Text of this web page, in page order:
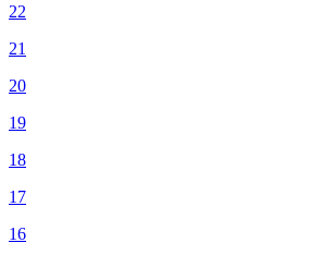
22
21
20
19
18
17
16